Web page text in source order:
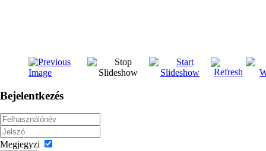
Bejelentkezés
Megjegyzi